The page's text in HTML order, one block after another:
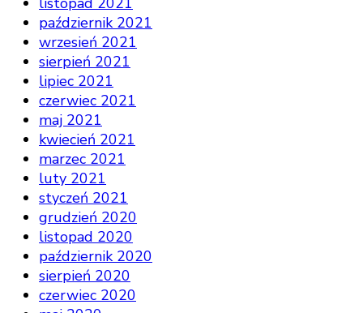
październik 2021
wrzesień 2021
sierpień 2021
lipiec 2021
czerwiec 2021
maj 2021
kwiecień 2021
marzec 2021
luty 2021
styczeń 2021
grudzień 2020
listopad 2020
październik 2020
sierpień 2020
czerwiec 2020